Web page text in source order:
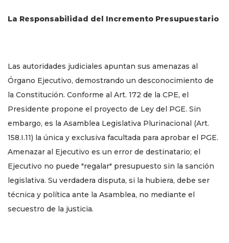
La Responsabilidad del Incremento Presupuestario
Las autoridades judiciales apuntan sus amenazas al
Órgano Ejecutivo, demostrando un desconocimiento de
la Constitución. Conforme al Art. 172 de la CPE, el
Presidente propone el proyecto de Ley del PGE. Sin
embargo, es la Asamblea Legislativa Plurinacional (Art.
158.I.11) la única y exclusiva facultada para aprobar el PGE.
Amenazar al Ejecutivo es un error de destinatario; el
Ejecutivo no puede "regalar" presupuesto sin la sanción
legislativa. Su verdadera disputa, si la hubiera, debe ser
técnica y política ante la Asamblea, no mediante el
secuestro de la justicia.